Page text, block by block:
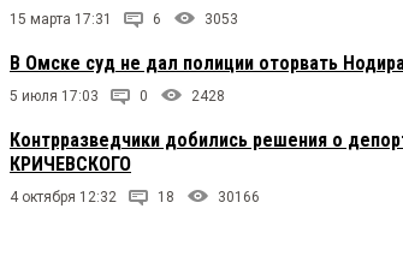
15 марта 17:31 6 3053
В Омске суд не дал полиции оторвать
5 июля 17:03 0 2428
Контрразведчики добились решения о
КРИЧЕВСКОГО
4 октября 12:32 18 30166